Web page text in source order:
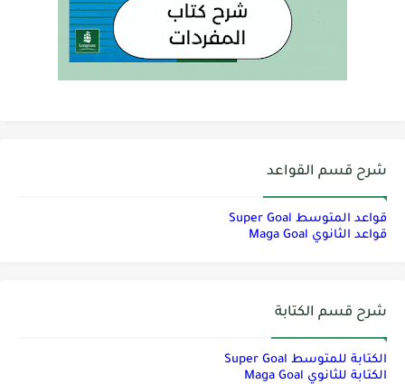
شرح قسم القواعد
قواعد المتوسط Super Goal
قواعد الثانوي Maga Goal
شرح قسم الكتابة
الكتابة للمتوسط Super Goal
الكتابة للثانوي Maga Goal